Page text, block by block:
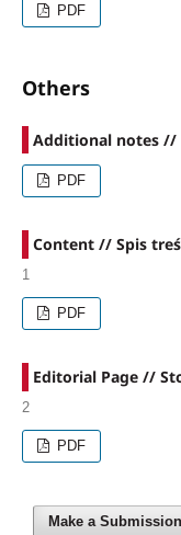
PDF
Others
Additional notes
PDF
Content // Spis
1
PDF
Editorial Page //
2
PDF
Make a Submission